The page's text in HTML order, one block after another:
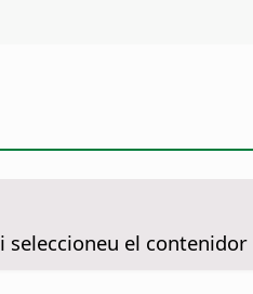
i seleccioneu el contenidor